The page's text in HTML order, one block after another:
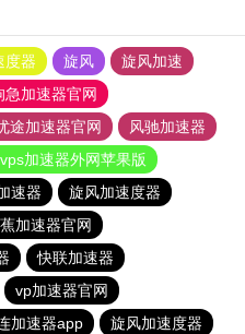
度器 旋风
旋风加速
急加速器官网
途加速器官网
风驰加速器
加速器外网苹果版
速器
旋风加速度器
加速器官网
快联加速器
vp加速器官网
加速器app 旋风加速度器